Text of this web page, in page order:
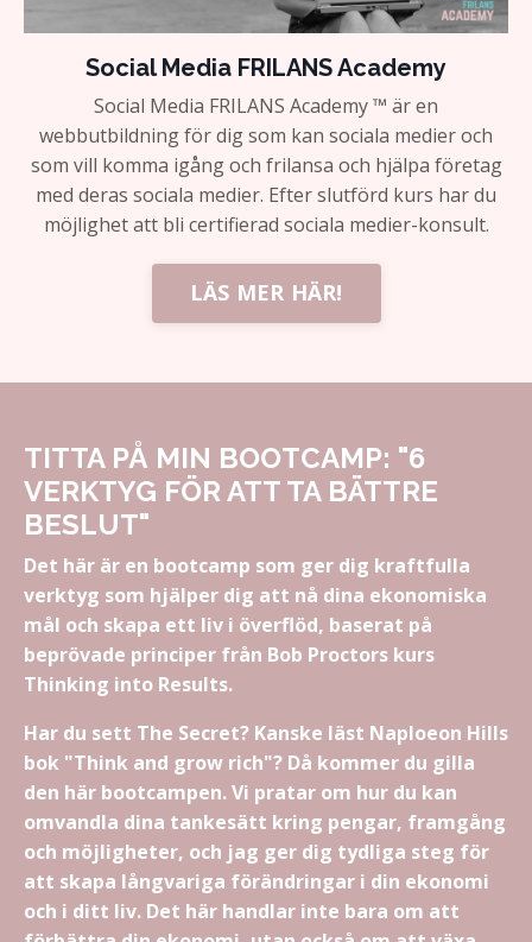
Social Media FRILANS Academy
Social Media FRILANS Academy ™ är en
webbutbildning för dig som kan sociala medier och
som vill komma igång och frilansa och hjälpa företag
med deras sociala medier. Efter slutförd kurs har du
möjlighet att bli certifierad sociala medier-konsult.
LÄS MER HÄR!
TITTA PÅ MIN BOOTCAMP: "6
VERKTYG FÖR ATT TA BÄTTRE
BESLUT"
Det här är en bootcamp som ger dig kraftfulla
verktyg som hjälper dig att nå dina ekonomiska
mål och skapa ett liv i överflöd, baserat på
beprövade principer från Bob Proctors kurs
Thinking into Results.
Har du sett The Secret? Kanske läst Naploeon Hills
bok "Think and grow rich"? Då kommer du gilla
den här bootcampen. Vi pratar om hur du kan
omvandla dina tankesätt kring pengar, framgång
och möjligheter, och jag ger dig tydliga steg för
att skapa långvariga förändringar i din ekonomi
och i ditt liv. Det här handlar inte bara om att